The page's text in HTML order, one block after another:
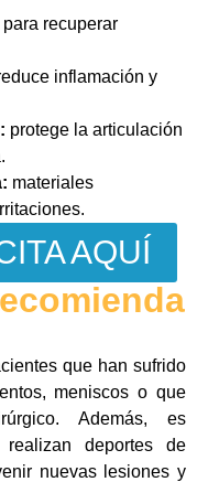
recuperar
inflamación y
protege la articulación
materiales
AQUÍ
que han sufrido
meniscos o que
Además, es
realizan deportes de
nuevas lesiones y